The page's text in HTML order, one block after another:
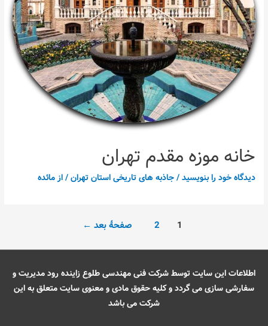
خانه موزه مقدم تهران
دیدگاه‌ خود را بنویسید/جاذبه های تاریخی استان تهران/ ازمائده
1
2 صفحهٔ بعد ←
اطلاعات این سایت توسط شرکت فنی مهندسی طلوع زاینده رود مدیریت و
سفارشی سازی می گردد و کلیه حقوق مادی و معنوی سایت متعلق به این
شرکت می باشد